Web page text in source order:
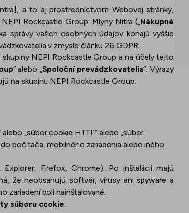
a to aj prostredníctvom Webovej stránky,
Rockcastle Group: Mlyny Nitra („Nákupné
správy vašich osobných údajov konajú vyššie
v zmysle článku 26 GDPR.
NEPI Rockcastle Group a na účely tejto
“ alebo „Spoloční prevádzkovatelia“. Výrazy
na skupinu NEPI Rockcastle Group.
„súbor cookie HTTP“ alebo „súbor
počítača, mobilného zariadenia alebo iného
Firefox, Chrome). Po inštalácii majú
že neobsahujú softvér, vírusy ani spyware a
zariadení boli nainštalované.
súboru cookie.